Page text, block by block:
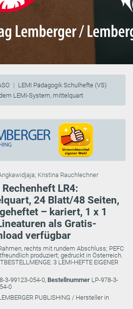
LEMI Pädagogik Schulhefte (VS)
LEMI-System, mittelquart
; Kristina Rauchlechner
Rechenheft LR4:
24 Blatt/48 Seiten,
– kariert, 1 x 1
als Gratis-
verfügbar
rechts mit rundem Abschluss; PEFC
produziert; gedruckt in Österreich.
3 LEMI-HEFTE EIGENER
3-99123-054-0, Bestellnummer LP-978-3-
0
PUBLISHING / Hersteller in